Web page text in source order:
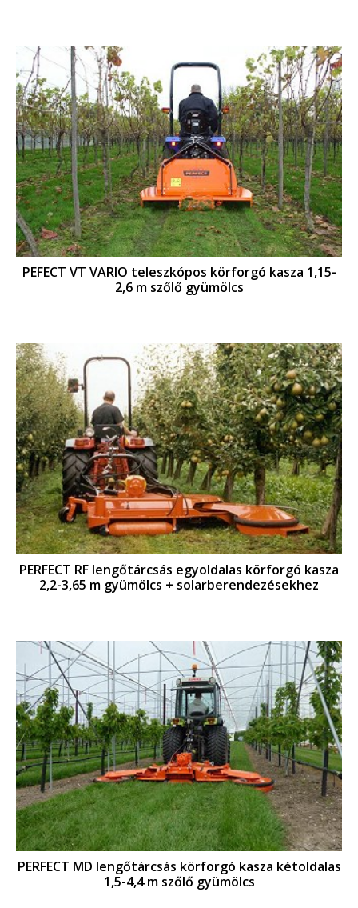
PEFECT VT VARIO teleszkópos körforgó kasza 1,15-
2,6 m szőlő gyümölcs
PERFECT RF lengőtárcsás egyoldalas körforgó kasza
2,2-3,65 m gyümölcs + solarberendezésekhez
PERFECT MD lengőtárcsás körforgó kasza kétoldalas
1,5-4,4 m szőlő gyümölcs